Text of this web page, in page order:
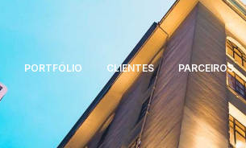
PORTFÓLIO CLIENTES PARCEIROS